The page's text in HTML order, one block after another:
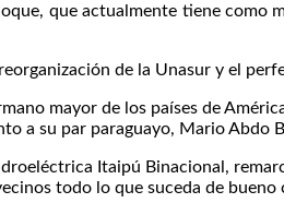
que actualmente tiene como
de la Unasur y el
mayor de los países de
a su par paraguayo, Mario Abdo
Itaipú Binacional,
todo lo que suceda de bueno